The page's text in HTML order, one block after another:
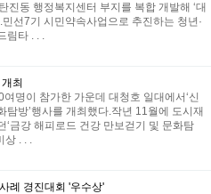
진동 행정복지센터 부지를 복합 개발해 ‘대
선7기 시민약속사업으로 추진하는 청년·
림타 . . .
최
명이 참가한 가운데 대청호 일대에서‘신
방’행사를 개최했다.작년 11월에 도시재
금강 해피로드 건강 만보걷기 및 문화탐
상 . . .
례 경진대회 '우수상'